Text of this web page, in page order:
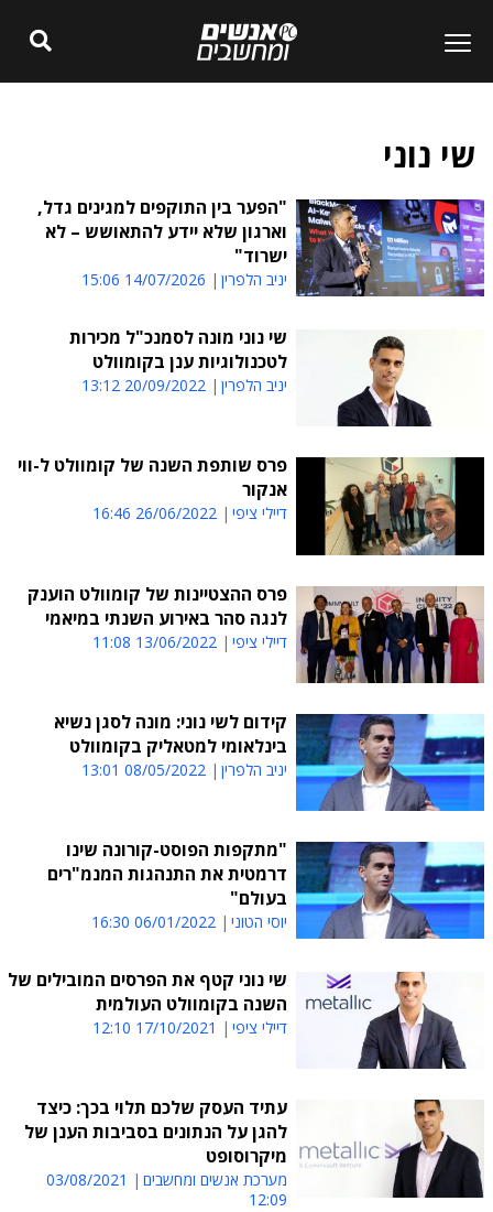
שי נוני
"הפער בין התוקפים למגינים גדל,
וארגון שלא יידע להתאושש – לא
ישרוד"
יניב הלפרין 14/07/2026 15:06
שי נוני מונה לסמנכ"ל מכירות
לטכנולוגיות ענן בקומוולט
יניב הלפרין 20/09/2022 13:12
פרס שותפת השנה של קומוולט ל-ווי
אנקור
דיילי ציפי 26/06/2022 16:46
פרס ההצטיינות של קומוולט הוענק
לנגה סהר באירוע השנתי במיאמי
דיילי ציפי 13/06/2022 11:08
קידום לשי נוני: מונה לסגן נשיא
בינלאומי למטאליק בקומוולט
יניב הלפרין 08/05/2022 13:01
"מתקפות הפוסט-קורונה שינו
דרמטית את התנהגות המנמ"רים
בעולם"
יוסי הטוני 06/01/2022 16:30
שי נוני קטף את הפרסים המובילים של
השנה בקומוולט העולמית
דיילי ציפי 17/10/2021 12:10
עתיד העסק שלכם תלוי בכך: כיצד
להגן על הנתונים בסביבות הענן של
מיקרוסופט
מערכת אנשים ומחשבים
03/08/2021
12:09